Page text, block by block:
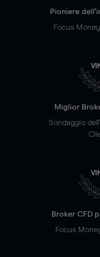
Pioniere
Focus
Miglior
Sondaggio
Broker CFD
Focus